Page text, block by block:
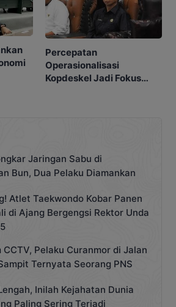
Percepatan
Operasionalisasi
Kopdeskel Jadi Fokus
Jaringan Sabu di
Bun, Dua Pelaku Diamankan
Atlet Taekwondo Kobar Panen
di Ajang Bergengsi Rektor Unda
CCTV, Pelaku Curanmor di Jalan
Ternyata Seorang PNS
Inilah Kejahatan Dunia
Paling Sering Terjadi